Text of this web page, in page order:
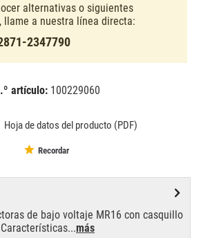
alternativas o siguientes
llame a nuestra línea directa:
2347790
artículo: 100229060
Hoja de datos del producto (PDF)
Recordar
de bajo voltaje MR16 con casquillo
más